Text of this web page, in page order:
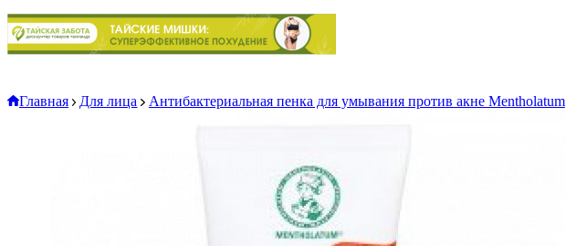
Главная Для лица Антибактериальная пенка для умывания против акне Mentholatum